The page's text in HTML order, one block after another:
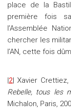
place de la
première fois
l’Assemblée
chercher les
l’AN, cette fois
|2| Xavier
Rebelle, tous les
Michalon, Paris,